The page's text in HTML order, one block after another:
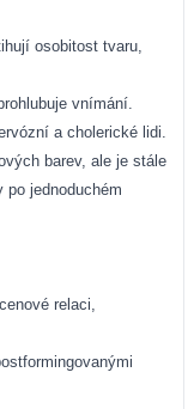
osobitost tvaru,
vnímání.
a cholerické lidi.
barev, ale je stále
jednoduchém
relaci,